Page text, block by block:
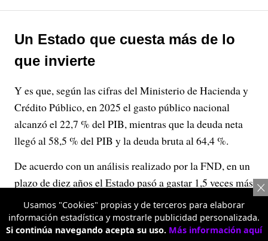
Un Estado que cuesta más de lo
que invierte
Y es que, según las cifras del Ministerio de Hacienda y
Crédito Público, en 2025 el gasto público nacional
alcanzó el 22,7 % del PIB, mientras que la deuda neta
llegó al 58,5 % del PIB y la deuda bruta al 64,4 %.
De acuerdo con un análisis realizado por la FND, en un
plazo de diez años el Estado pasó a gastar 1,5 veces más
en funcionamiento por cada peso que invierte. Es decir,
en 2015, por cada peso que se destinaba a inversión $2,6
se destinaban a funcionamiento, mientras que en 2025
Usamos "Cookies" propias y de terceros para elaborar
información estadística y mostrarle publicidad personalizada.
Si continúa navegando acepta su uso. Más información aquí